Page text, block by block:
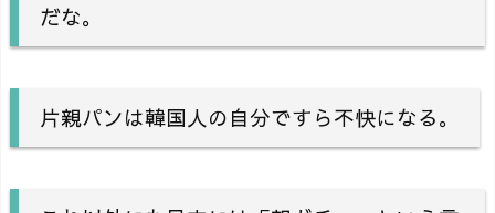
だな。
片親パンは韓国人の自分ですら不快になる。